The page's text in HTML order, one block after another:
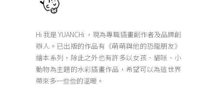
Hi 我是 YUANCHi ，現為專職插畫創作者及品牌創
辦人。已出版的作品有《萌萌與他的恐龍朋友》
繪本系列，除此之外也有許多以女孩、貓咪、小
動物為主題的水彩插畫作品，希望可以為這世界
帶來多一些些的溫暖。